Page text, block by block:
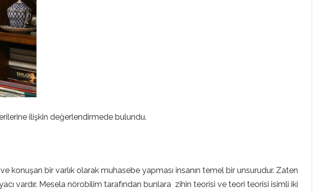
ilişkin değerlendirmede bulundu.
konuşan bir varlık olarak muhasebe yapması insanın temel bir unsurudur. Zaten
vardır. Mesela nörobilim tarafından bunlara zihin teorisi ve teori teorisi isimli iki